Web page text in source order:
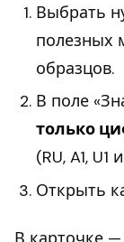
Выбрать
полезных
образцов.
В поле
только
(RU, A1, U1
Открыть